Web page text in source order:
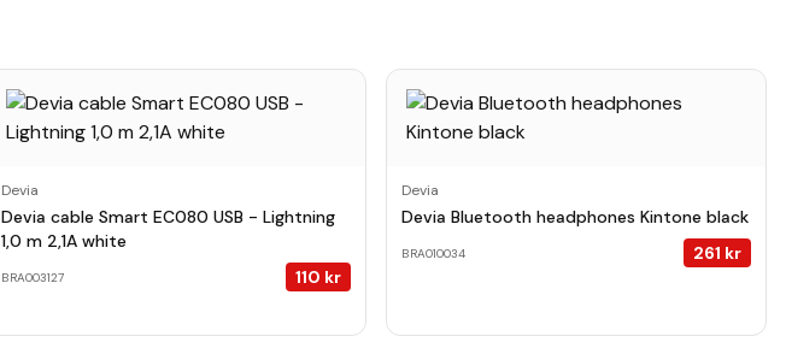
Devia
Devia cable Smart EC080 USB - Lightning
1,0 m 2,1A white
BRA003127 110 kr
Devia
Devia Bluetooth headphones Kintone black
BRA010034 261 kr